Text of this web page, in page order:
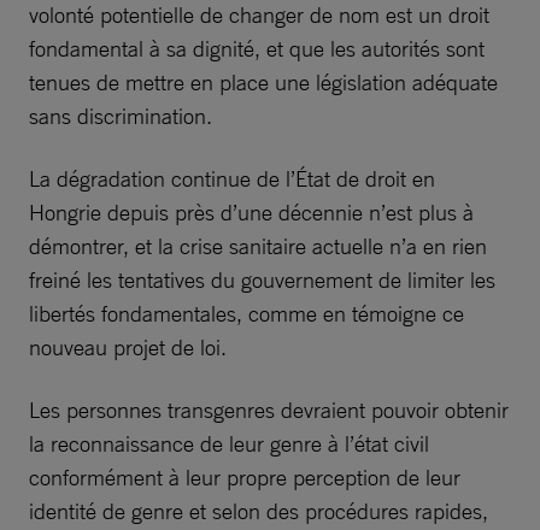
volonté potentielle de changer de nom est un droit
fondamental à sa dignité, et que les autorités sont
tenues de mettre en place une législation adéquate
sans discrimination.
La dégradation continue de l’État de droit en
Hongrie depuis près d’une décennie n’est plus à
démontrer, et la crise sanitaire actuelle n’a en rien
freiné les tentatives du gouvernement de limiter les
libertés fondamentales, comme en témoigne ce
nouveau projet de loi.
Les personnes transgenres devraient pouvoir obtenir
la reconnaissance de leur genre à l’état civil
conformément à leur propre perception de leur
identité de genre et selon des procédures rapides,